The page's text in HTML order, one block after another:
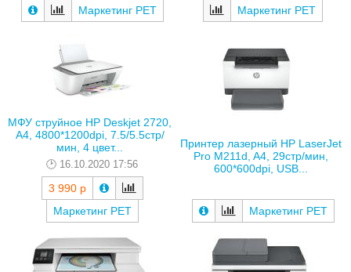
Маркетинг РЕТ Маркетинг РЕТ
МФУ струйное HP Deskjet 2720,
A4, 4800*1200dpi, 7.5/5.5стр/
мин, 4 цвет...
16.10.2020 17:56
3 990 р
Маркетинг РЕТ
Принтер лазерный HP LaserJet
Pro M211d, A4, 29стр/мин,
600*600dpi, USB...
Маркетинг РЕТ